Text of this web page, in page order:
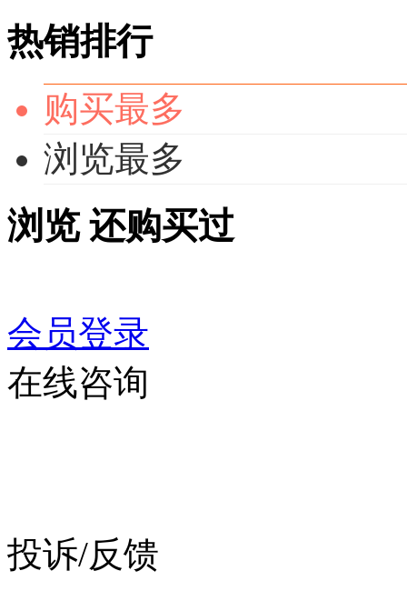
热销排行
购买最多
浏览最多
浏览 还购买过
会员登录
在线咨询
投诉/反馈